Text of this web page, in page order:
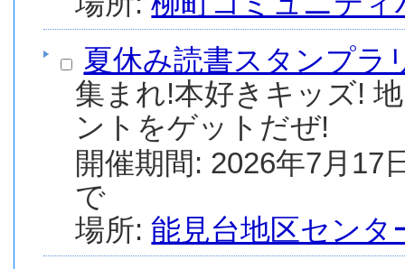
夏休み読書スタンプラ
集まれ!本好きキッズ!
ントをゲットだぜ!
開催期間: 2026年7月17
場所:能見台地区センタ